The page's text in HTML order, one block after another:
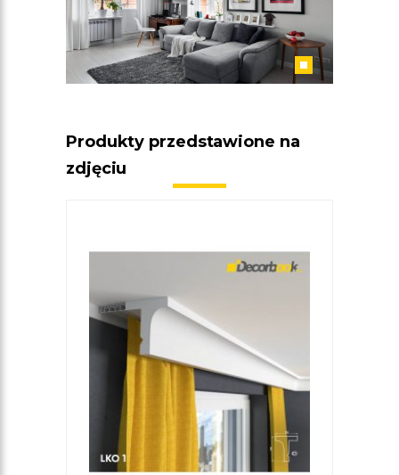
Produkty przedstawione na
zdjęciu